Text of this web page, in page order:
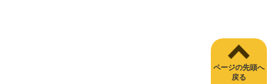
ページの先頭へ
戻る